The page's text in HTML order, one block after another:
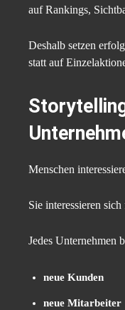
auf Rankings,
Deshalb setzen
statt auf
Menschen
Sie interessieren
Jedes Unternehmen
neue Kunden
neue Mitarbeiter